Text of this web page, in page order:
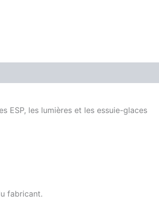
ESP, les lumières et les essuie-glaces
fabricant.